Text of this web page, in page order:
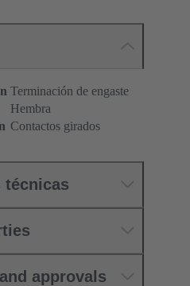
Terminación de engaste
Hembra
Contactos girados
técnicas
approvals